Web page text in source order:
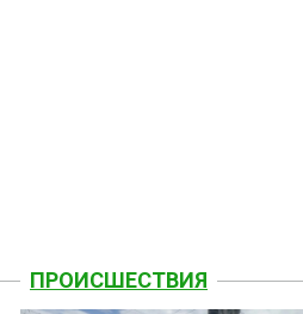
ПРОИСШЕСТВИЯ